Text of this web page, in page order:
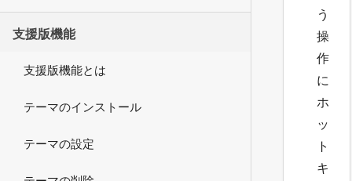
支援版機能
支援版機能とは
テーマのインストール
テーマの設定
う
操
作
に
ホ
ッ
ト
キ